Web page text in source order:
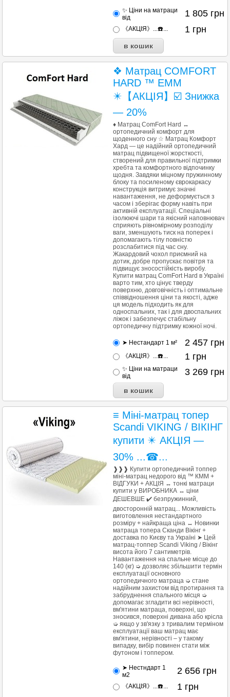
✨ Ціни на матраци
від
1 805 грн
《АКЦІЯ》...☎️... 1 грн
❖ Матрац COMFORT
HARD ™ EMM
✴️【АКЦІЯ】☑️ Знижка
— 20%
♦ Матрац ComFort Hard ↔
ортопедичний комфорт для
щоденного сну ☆ Матрац Комфорт
Хард — це надійний ортопедичний
матрац підвищеної жорсткості,
створений для правильної підтримки
хребта та комфортного відпочинку
щодня. Завдяки міцному пружинному
блоку та посиленому єврокаркасу
конструкція витримує значні
навантаження, не деформується з
часом і зберігає форму навіть при
активній експлуатації. Спеціальні
ізолюючі шари та якісний наповнювач
сприяють рівномірному розподілу
ваги, зменшують тиск на поперек і
допомагають тілу повністю
розслабитися під час сну.
Жакардовий чохол приємний на
дотик, добре пропускає повітря та
підвищує зносостійкість виробу.
Купити матрац ComFort Hard в Україні
варто тим, хто цінує тверду
поверхню, довговічність і оптимальне
співвідношення ціни та якості, адже
ця модель підходить як для
односпальних, так і для двоспальних
ліжок і забезпечує стабільну
ортопедичну підтримку кожної ночі.
➤ Нестандарт 1 м² 2 457 грн
《АКЦІЯ》...☎️... 1 грн
✨ Ціни на матраци
від
3 269 грн
≡ Міні-матрац топер
Scandi VIKING / ВІКІНГ
купити ✴️ АКЦІЯ —
30% ...☎...
❱❱❱ Купити ортопедичний топпер
міні-матрац недорого від ™ КММ +
ВІДГУКИ + АКЦІЯ ↔ тонкі матраци
купити у ВИРОБНИКА ↔ ціни
ДЕШЕВШЕ ✔️ безпружинний,
двосторонній матрац... Можливість
виготовлення нестандартного
розміру + найкраща ціна ↔ Новинки
матраца топера Сканди Вікінг +
доставка по Києву та Україні ➤ Цей
матрац-топпер Scandi Viking / Вікінг
висота його 7 сантиметрів.
Навантаження на спальне місце до
140 (кг) ➭ дозволяє збільшити термін
експлуатації основного
ортопедичного матраца ➭ стане
надійним захистом від протирання та
забруднення спального місця ➭
допомагає згладити всі нерівності,
вм'ятини матраца, поверхні, що
зносився, поверхні дивана або крісла
➭ якщо у зв'язку з тривалим терміном
експлуатації ваш матрац має
вм'ятини, нерівності – у такому
випадку, вибір повинен стати між
футоном і топпером.
➤ Нестндарт 1
м2
2 656 грн
《АКЦІЯ》...☎️... 1 грн